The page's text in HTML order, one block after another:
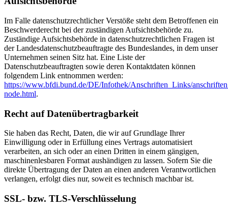
Im Falle datenschutzrechtlicher Verstöße steht dem Betroffenen ein
Beschwerderecht bei der zuständigen Aufsichtsbehörde zu.
Zuständige Aufsichtsbehörde in datenschutzrechtlichen Fragen ist
der Landesdatenschutzbeauftragte des Bundeslandes, in dem unser
Unternehmen seinen Sitz hat. Eine Liste der
Datenschutzbeauftragten sowie deren Kontaktdaten können
folgendem Link entnommen werden:
https://www.bfdi.bund.de/DE/Infothek/Anschriften_Links/
node.html.
Recht auf Datenübertragbarkeit
Sie haben das Recht, Daten, die wir auf Grundlage Ihrer
Einwilligung oder in Erfüllung eines Vertrags automatisiert
verarbeiten, an sich oder an einen Dritten in einem gängigen,
maschinenlesbaren Format aushändigen zu lassen. Sofern Sie die
direkte Übertragung der Daten an einen anderen Verantwortlichen
verlangen, erfolgt dies nur, soweit es technisch machbar ist.
SSL- bzw. TLS-Verschlüsselung